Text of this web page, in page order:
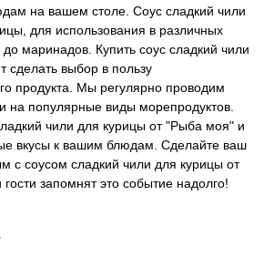
на вашем столе. Соус сладкий чили
для использования в различных
маринадов. Купить соус сладкий чили
сделать выбор в пользу
продукта. Мы регулярно проводим
на популярные виды морепродуктов.
чили для курицы от "Рыба моя" и
вкусы к вашим блюдам. Сделайте ваш
с соусом сладкий чили для курицы от
запомнят это событие надолго!